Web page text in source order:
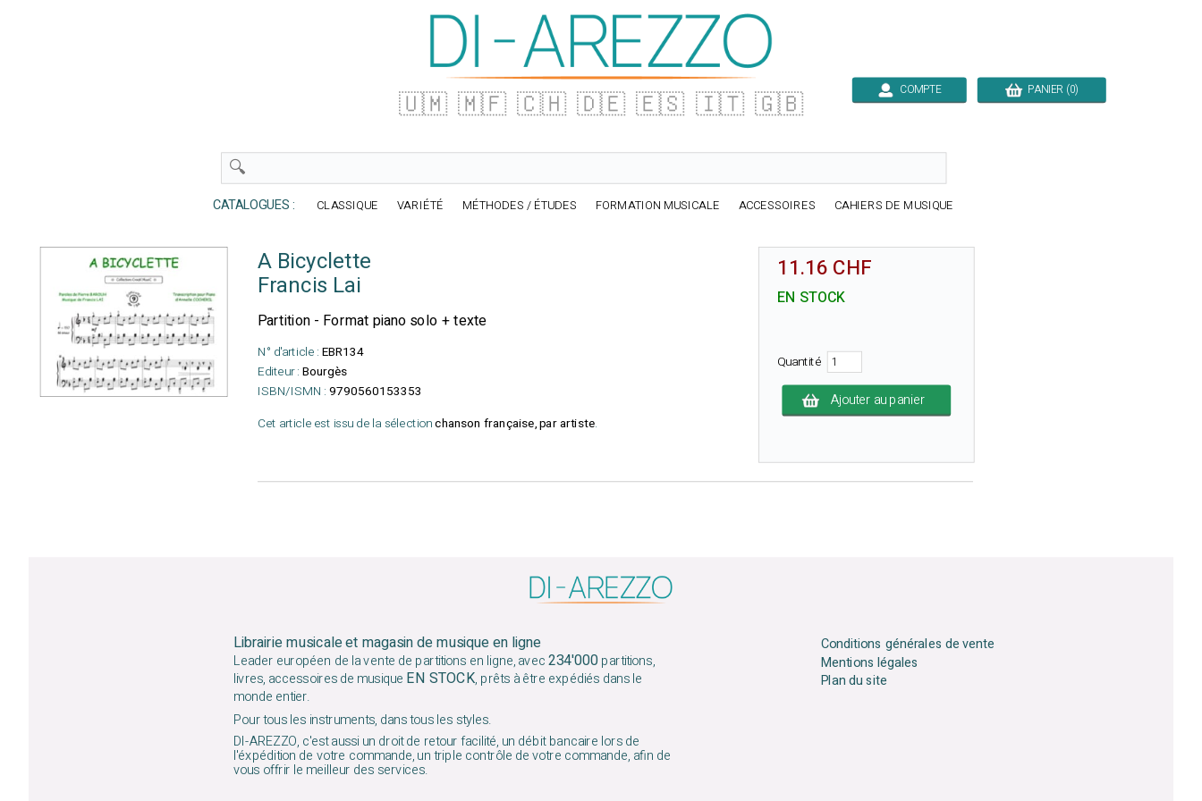
🇺🇲 🇲🇫 🇨🇭 🇩🇪 🇪🇸 🇮🇹 🇬🇧 COMPTE PANIER (0)
CATALOGUES : CLASSIQUE VARIÉTÉ MÉTHODES / ÉTUDES FORMATION MUSICALE ACCESSOIRES CAHIERS DE MUSIQUE
A Bicyclette
Francis Lai
Partition - Format piano solo + texte
N° d'article : EBR134
Editeur : Bourgès
ISBN/ISMN : 9790560153353
Cet article est issu de la sélectionchanson française, par artiste.
11.16 CHF
EN STOCK
Quantité
Ajouter au panier
Librairie musicale et magasin de musique en ligne
Leader européen de la vente de partitions en ligne, avec234'000partitions,
livres, accessoires de musique EN STOCK, prêts à être expédiés dans le
monde entier.
Pour tous les instruments, dans tous les styles.
DI-AREZZO, c'est aussi un droit de retour facilité, un débit bancaire lors de
l'éxpédition de votre commande, un triple contrôle de votre commande, afin de
vous offrir le meilleur des services.
Conditions générales de vente
Mentions légales
Plan du site